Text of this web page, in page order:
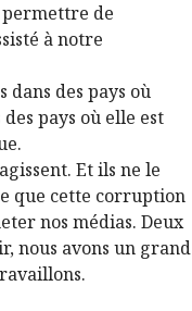
de
à notre
dans des pays où
pays où elle est
Et ils ne le
que cette corruption
nos médias. Deux
nous avons un grand